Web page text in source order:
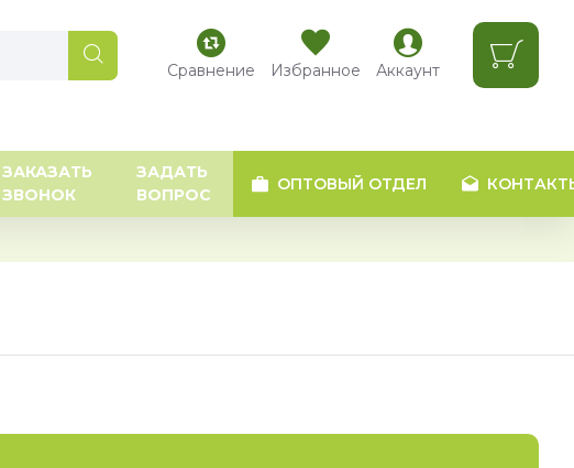
Сравнение Избранное Аккаунт
ЗАКАЗАТЬ
ЗВОНОК
ЗАДАТЬ
ВОПРОС
ОПТОВЫЙ ОТДЕЛ